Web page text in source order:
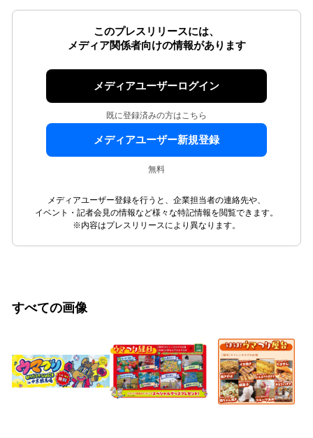
このプレスリリースには、
メディア関係者向けの情報があります
メディアユーザーログイン
既に登録済みの方はこちら
メディアユーザー新規登録
無料
メディアユーザー登録を行うと、企業担当者の連絡先や、
イベント・記者会見の情報など様々な特記情報を閲覧できます。
※内容はプレスリリースにより異なります。
すべての画像